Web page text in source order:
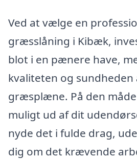
Ved at vælge en
græsslåning i Kibæk,
blot i en pænere have,
kvaliteten og sundheden
græsplæne. På den
muligt ud af dit
nyde det i fulde drag,
dig om det krævende